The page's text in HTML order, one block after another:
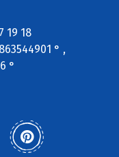
19 18
° ,
°